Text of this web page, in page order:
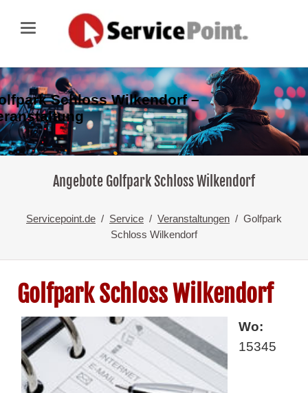
Schloss Wilkendorf –
Angebote Golfpark Schloss Wilkendorf
Servicepoint.de Service Veranstaltungen
Golfpark
Schloss Wilkendorf
Golfpark Schloss Wilkendorf
Wo:
15345